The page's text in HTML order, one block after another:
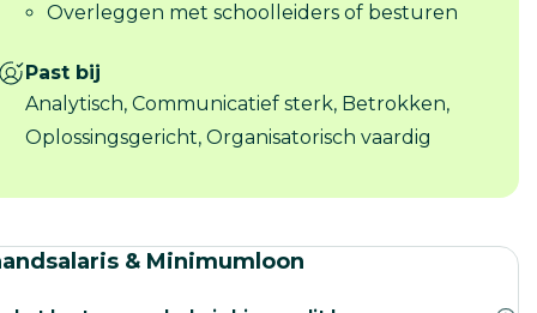
Overleggen met schoolleiders of besturen
Past bij
Analytisch, Communicatief sterk, Betrokken,
Oplossingsgericht, Organisatorisch vaardig
& Minimumloon